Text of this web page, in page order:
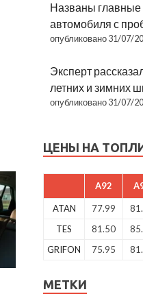
Названы главные
автомобиля с
опубликовано 31/07/
Эксперт
летних и зимних
опубликовано 31/07/
ЦЕНЫ НА
A92
ATAN 77.99
TES
81.50
GRIFON
75.95
МЕТКИ